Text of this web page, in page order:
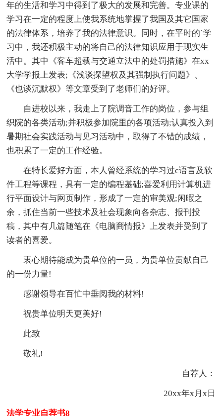
年的生活和学习中得到了极大的发展和完善。专业课的
学习在一定的程度上使我系统地掌握了我国及其它国家
的法律体系，培养了我的法律意识。同时，在平时的`学
习中，我还积极主动的将自己的法律知识应用于现实生
活中。其中《客车超载与交通立法中的处罚措施》在xx
大学学报上发表;《浅谈探望权及其强制执行问题》、
《也谈沉默权》等文章受到了老师们的好评。
自进校以来，我走上了院调音工作的岗位，参与组
织院的各类活动;并积极参加院里的各项活动;认真投入到
暑期社会实践活动与见习活动中，取得了不错的成绩，
也积累了一定的工作经验。
在特长爱好方面，本人曾经系统的学习过c语言及软
件工程等课程，具有一定的编程基础;喜爱利用计算机进
行平面设计与网页制作，形成了一定的审美观;闲暇之
余，抓住当前一些技术及社会现象向各杂志、报刊投
稿，其中有几篇随笔在《电脑商情报》上发表并受到了
读者的喜爱。
衷心期待能成为贵单位的一员，为贵单位贡献自己
的一份力量!
感谢领导在百忙中垂阅我的材料!
祝贵单位明天更美好!
此致
敬礼!
自荐人：
20xx年x月x日
法学专业自荐书8